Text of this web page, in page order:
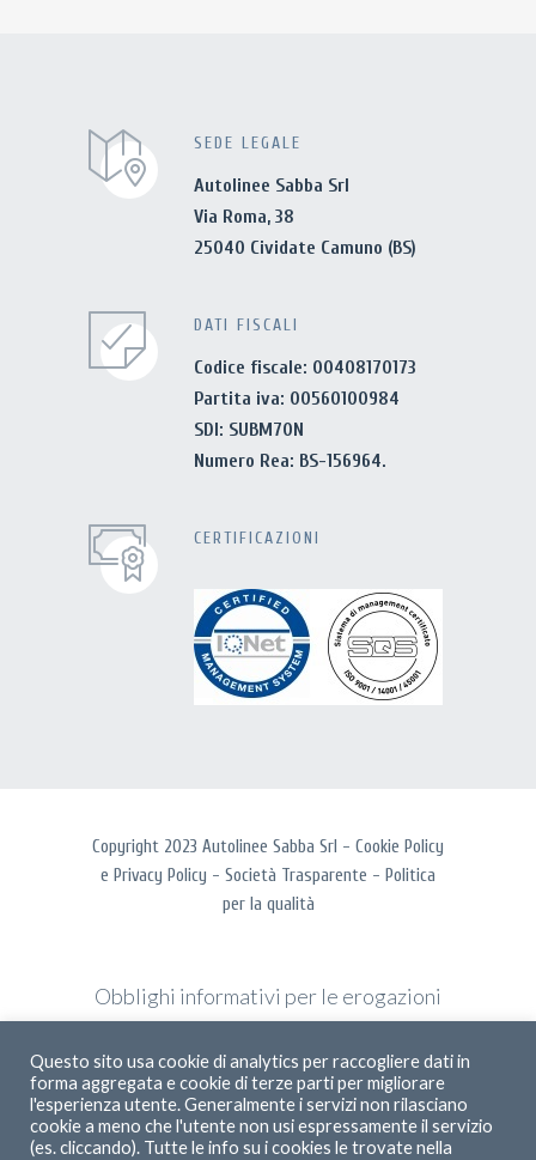
SEDE LEGALE
Autolinee Sabba Srl
Via Roma, 38
25040 Cividate Camuno (BS)
DATI FISCALI
Codice fiscale: 00408170173
Partita iva: 00560100984
SDI: SUBM70N
Numero Rea: BS-156964.
CERTIFICAZIONI
Copyright 2023 Autolinee Sabba Srl - Cookie Policy
e Privacy Policy - Società Trasparente - Politica
per la qualità
Obblighi informativi per le erogazioni
de minimis ricevuti dalla nostra
impresa sono contenuti nel Registro
nazionale degli aiuti di Stato di cui
Questo sito usa cookie di analytics per raccogliere dati in
forma aggregata e cookie di terze parti per migliorare
l'esperienza utente. Generalmente i servizi non rilasciano
cookie a meno che l'utente non usi espressamente il servizio
(es. cliccando). Tutte le info su i cookies le trovate nella